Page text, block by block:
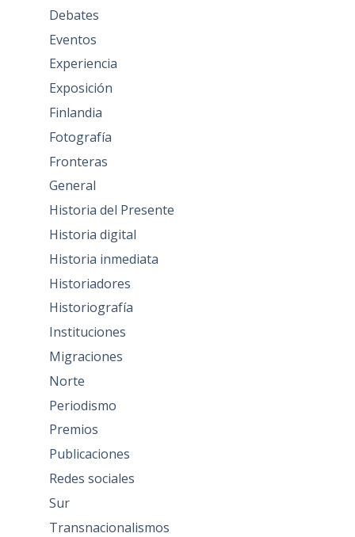
Debates
Eventos
Experiencia
Exposición
Finlandia
Fotografía
Fronteras
General
Historia del Presente
Historia digital
Historia inmediata
Historiadores
Historiografía
Instituciones
Migraciones
Norte
Periodismo
Premios
Publicaciones
Redes sociales
Sur
Transnacionalismos